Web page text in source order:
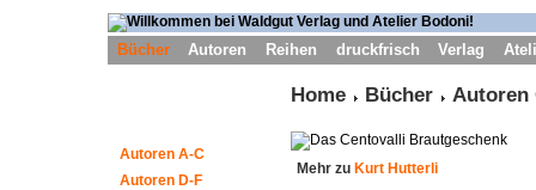
Bücher Autoren Reihen druckfrisch Verlag
Autoren A-C
Autoren D-F
Home Bücher Autoren
Mehr zu Kurt Hutterli